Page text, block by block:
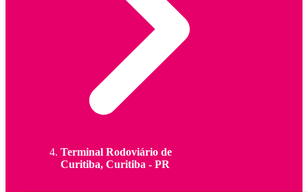
Terminal Rodoviário de
Curitiba, Curitiba - PR